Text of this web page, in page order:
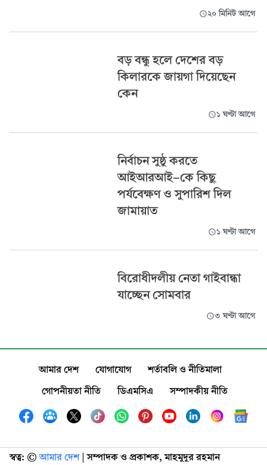
২০ মিনিট আগে
বড় বন্ধু হলে দেশের বড়
কিলারকে জায়গা দিয়েছেন
কেন
১ ঘণ্টা আগে
নির্বাচন সুষ্ঠু করতে
আইআরআই-কে কিছু
পর্যবেক্ষণ ও সুপারিশ দিল
জামায়াত
১ ঘণ্টা আগে
বিরোধীদলীয় নেতা গাইবান্ধা
যাচ্ছেন সোমবার
৩ ঘণ্টা আগে
আমার দেশ যোগাযোগ
শর্তাবলি ও নীতিমালা
গোপনীয়তা নীতি
ডিএমসিএ সম্পাদকীয় নীতি
স্বত্ব: ©️ আমার দেশ| সম্পাদক ও প্রকাশক, মাহমুদুর রহমান